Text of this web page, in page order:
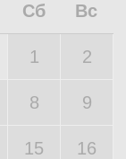
Сб Вс
1 2
8 9
15 16